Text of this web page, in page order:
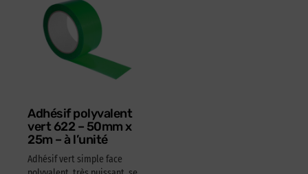
Adhésif polyvalent
vert 622 – 50mm x
25m – à l’unité
Adhésif vert simple face